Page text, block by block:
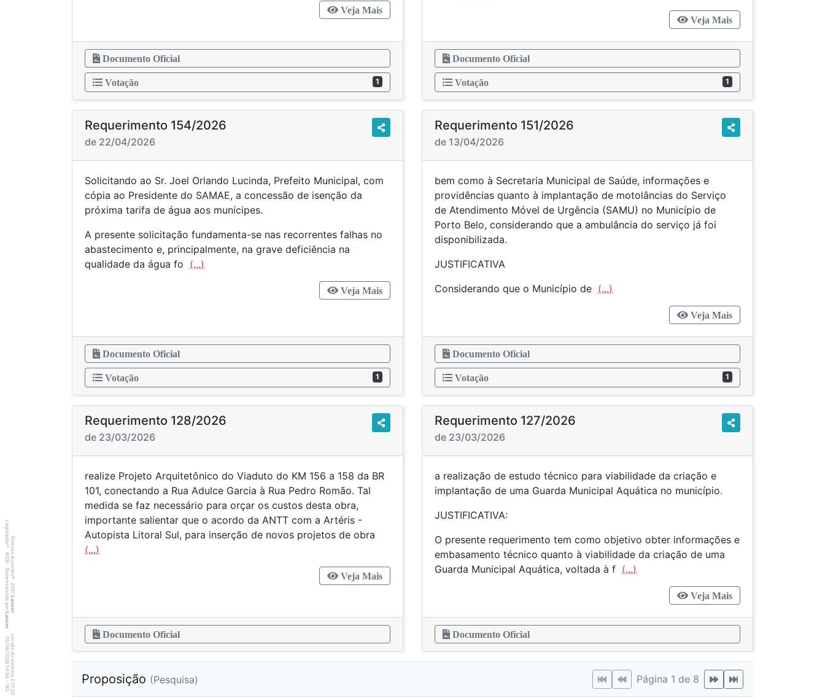
Veja Mais
Documento Oficial
Votação 1
Veja Mais
Documento Oficial
Votação 1
Requerimento 154/2026
de 22/04/2026
Solicitando ao Sr. Joel Orlando Lucinda, Prefeito Municipal, com
cópia ao Presidente do SAMAE, a concessão de isenção da
próxima tarifa de água aos munícipes.
A presente solicitação fundamenta-se nas recorrentes falhas no
abastecimento e, principalmente, na grave deficiência na
qualidade da água fo (...)
Veja Mais
Documento Oficial
Votação 1
Requerimento 151/2026
de 13/04/2026
bem como à Secretaria Municipal de Saúde, informações e
providências quanto à implantação de motolâncias do Serviço
de Atendimento Móvel de Urgência (SAMU) no Município de
Porto Belo, considerando que a ambulância do serviço já foi
disponibilizada.
JUSTIFICATIVA
Considerando que o Município de (...)
Veja Mais
Documento Oficial
Votação 1
Requerimento 128/2026
de 23/03/2026
realize Projeto Arquitetônico do Viaduto do KM 156 a 158 da BR
101, conectando a Rua Adulce Garcia à Rua Pedro Romão. Tal
medida se faz necessário para orçar os custos desta obra,
importante salientar que o acordo da ANTT com a Artéris -
Autopista Litoral Sul, para inserção de novos projetos de obra
(...)
Veja Mais
Documento Oficial
Requerimento 127/2026
de 23/03/2026
a realização de estudo técnico para viabilidade da criação e
implantação de uma Guarda Municipal Aquática no município.
JUSTIFICATIVA:
O presente requerimento tem como objetivo obter informações e
embasamento técnico quanto à viabilidade da criação de uma
Guarda Municipal Aquática, voltada à f (...)
Veja Mais
Documento Oficial
Proposição (Pesquisa) Página 1 de 8
Direitos Autorais
©
2001
Lancer
Legislador
®
WEB - Desenvolvido por
Lancer
versão do sistema 2.10.20
1
8
2
-
4
:3
9
0
5
/
0
6
/
2
0
2
6